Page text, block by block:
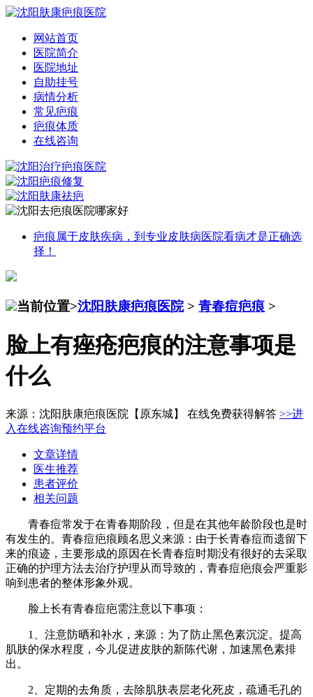
网站首页
医院简介
医院地址
自助挂号
病情分析
常见疤痕
疤痕体质
在线咨询
疤痕属于皮肤疾病，到专业皮肤病医院看病才是正确选
择！
当前位置>沈阳肤康疤痕医院> 青春痘疤痕 >
脸上有痤疮疤痕的注意事项是
什么
来源：沈阳肤康疤痕医院【原东城】 在线免费获得解答 >>进
入在线咨询预约平台
文章详情
医生推荐
患者评价
相关问题
青春痘常发于在青春期阶段，但是在其他年龄阶段也是时
有发生的。青春痘疤痕顾名思义来源：由于长青春痘而遗留下
来的痕迹，主要形成的原因在长青春痘时期没有很好的去采取
正确的护理方法去治疗护理从而导致的，青春痘疤痕会严重影
响到患者的整体形象外观。
脸上长有青春痘疤需注意以下事项：
1、注意防晒和补水，来源：为了防止黑色素沉淀。提高
肌肤的保水程度，今儿促进皮肤的新陈代谢，加速黑色素排
出。
2、定期的去角质，去除肌肤表层老化死皮，疏通毛孔的